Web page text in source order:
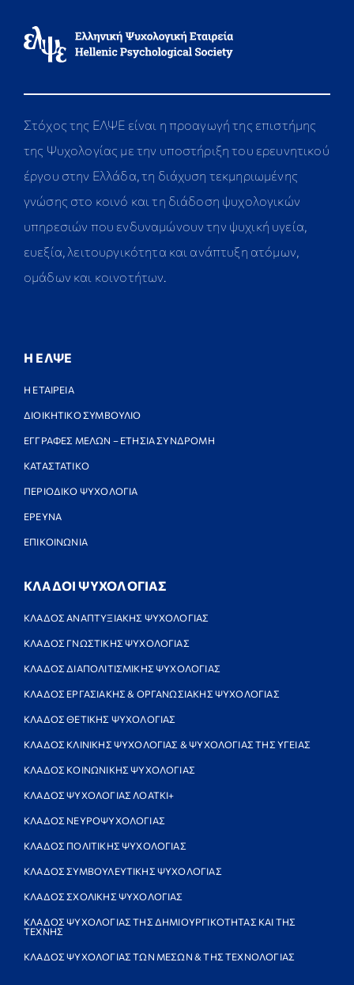
Στόχος της ΕΛΨΕ είναι η προαγωγή της επιστήμης
της Ψυχολογίας με την υποστήριξη του ερευνητικού
έργου στην Ελλάδα, τη διάχυση τεκμηριωμένης
γνώσης στο κοινό και τη διάδοση ψυχολογικών
υπηρεσιών που ενδυναμώνουν την ψυχική υγεία,
ευεξία, λειτουργικότητα και ανάπτυξη ατόμων,
ομάδων και κοινοτήτων.
Η ΕΛΨΕ
Η ΕΤΑΙΡΕΙΑ
ΔΙΟΙΚΗΤΙΚΟ ΣΥΜΒΟΥΛΙΟ
ΕΓΓΡΑΦΕΣ ΜΕΛΩΝ – ΕΤΗΣΙΑ ΣΥΝΔΡΟΜΗ
ΚΑΤΑΣΤΑΤΙΚΟ
ΠΕΡΙΟΔΙΚΟ ΨΥΧΟΛΟΓΙΑ
ΕΡΕΥΝΑ
ΕΠΙΚΟΙΝΩΝΙΑ
ΚΛΑΔΟΙ ΨΥΧΟΛΟΓΙΑΣ
ΚΛΑΔΟΣ ΑΝΑΠΤΥΞΙΑΚΗΣ ΨΥΧΟΛΟΓΙΑΣ
ΚΛΑΔΟΣ ΓΝΩΣΤΙΚΗΣ ΨΥΧΟΛΟΓΙΑΣ
ΚΛΑΔΟΣ ΔΙΑΠΟΛΙΤΙΣΜΙΚΗΣ ΨΥΧΟΛΟΓΙΑΣ
ΚΛΑΔΟΣ ΕΡΓΑΣΙΑΚΗΣ & ΟΡΓΑΝΩΣΙΑΚΗΣ ΨΥΧΟΛΟΓΙΑΣ
ΚΛΑΔΟΣ ΘΕΤΙΚΗΣ ΨΥΧΟΛΟΓΙΑΣ
ΚΛΑΔΟΣ ΚΛΙΝΙΚΗΣ ΨΥΧΟΛΟΓΙΑΣ & ΨΥΧΟΛΟΓΙΑΣ ΤΗΣ ΥΓΕΙΑΣ
ΚΛΑΔΟΣ ΚΟΙΝΩΝΙΚΗΣ ΨΥΧΟΛΟΓΙΑΣ
ΚΛΑΔΟΣ ΨΥΧΟΛΟΓΙΑΣ ΛΟΑΤΚΙ+
ΚΛΑΔΟΣ ΝΕΥΡΟΨΥΧΟΛΟΓΙΑΣ
ΚΛΑΔΟΣ ΠΟΛΙΤΙΚΗΣ ΨΥΧΟΛΟΓΙΑΣ
ΚΛΑΔΟΣ ΣΥΜΒΟΥΛΕΥΤΙΚΗΣ ΨΥΧΟΛΟΓΙΑΣ
ΚΛΑΔΟΣ ΣΧΟΛΙΚΗΣ ΨΥΧΟΛΟΓΙΑΣ
ΚΛΑΔΟΣ ΨΥΧΟΛΟΓΙΑΣ ΤΗΣ ΔΗΜΙΟΥΡΓΙΚΟΤΗΤΑΣ ΚΑΙ ΤΗΣ
ΤΕΧΝΗΣ
ΚΛΑΔΟΣ ΨΥΧΟΛΟΓΙΑΣ ΤΩΝ ΜΕΣΩΝ & ΤΗΣ ΤΕΧΝΟΛΟΓΙΑΣ